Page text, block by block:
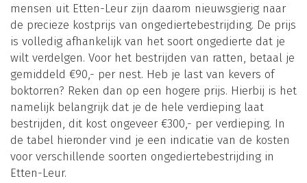
mensen uit Etten-Leur zijn daarom nieuwsgierig naar
de precieze kostprijs van ongediertebestrijding. De prijs
is volledig afhankelijk van het soort ongedierte dat je
wilt verdelgen. Voor het bestrijden van ratten, betaal je
gemiddeld €90,- per nest. Heb je last van kevers of
boktorren? Reken dan op een hogere prijs. Hierbij is het
namelijk belangrijk dat je de hele verdieping laat
bestrijden, dit kost ongeveer €300,- per verdieping. In
de tabel hieronder vind je een indicatie van de kosten
voor verschillende soorten ongediertebestrijding in
Etten-Leur.